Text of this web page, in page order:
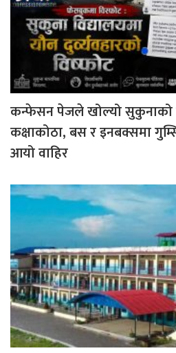
कन्फेसन पेजले खोल्यो सुकुनाको
कक्षाकोठा, बस र इनबक्समा
आयो वाहिर